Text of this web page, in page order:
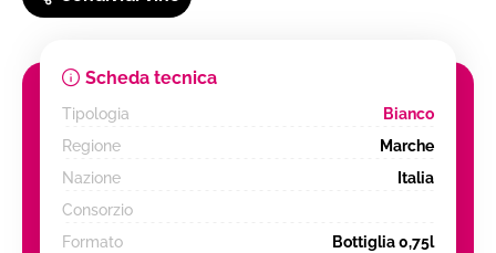
Scheda tecnica
Tipologia
Bianco
Regione
Marche
Nazione
Italia
Consorzio
Formato
Bottiglia 0,75l